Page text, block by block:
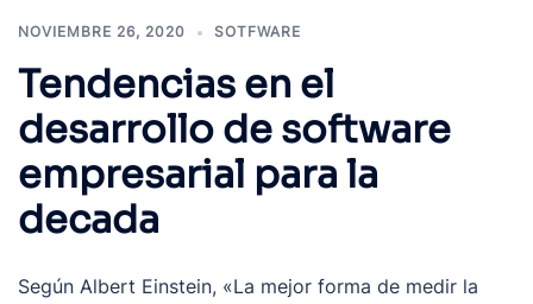
NOVIEMBRE 26, 2020 SOTFWARE
Tendencias en el
desarrollo de software
empresarial para la
decada
Según Albert Einstein, «La mejor forma de medir la